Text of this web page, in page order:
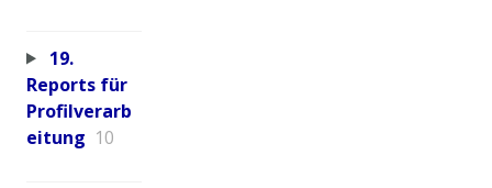
19.
Reports für
Profilverarb
eitung 10